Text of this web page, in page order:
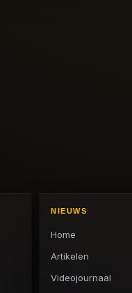
NIEUWS
Home
Artikelen
Videojournaal